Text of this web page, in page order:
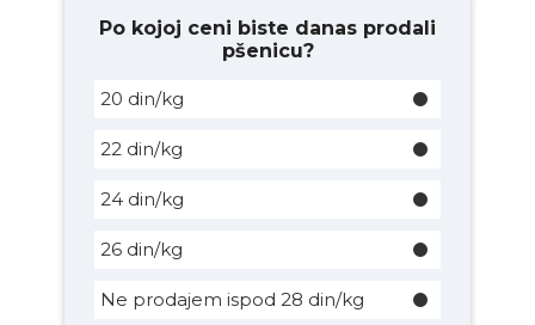
Po kojoj ceni biste danas prodali
pšenicu?
20 din/kg
22 din/kg
24 din/kg
26 din/kg
Ne prodajem ispod 28 din/kg